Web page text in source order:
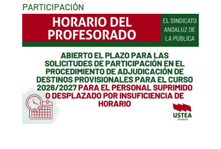
PARTICIPACIÓN